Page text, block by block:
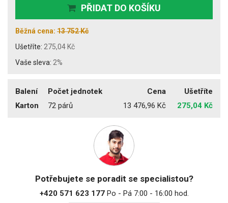
PŘIDAT DO KOŠÍKU
Běžná cena: 13 752 Kč
Ušetříte: 275,04 Kč
Vaše sleva: 2%
Balení Počet jednotek Cena
Ušetříte
Karton
72 párů 13 476,96 Kč 275,04 Kč
Potřebujete se poradit se specialistou?
+420 571 623 177Po - Pá 7:00 - 16:00 hod.